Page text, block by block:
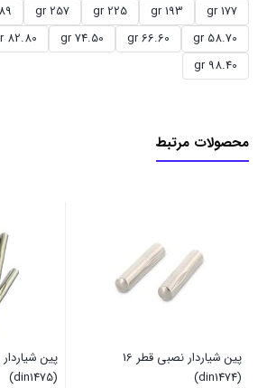
177 gr
193 gr
225 gr
257 gr
gr
58.70 gr
66.60 gr
74.50 gr
82.80 gr
98.40 gr
محصولات مرتبط
پین شیاردار نصبی قطر 16
(din1474)
(din1475)